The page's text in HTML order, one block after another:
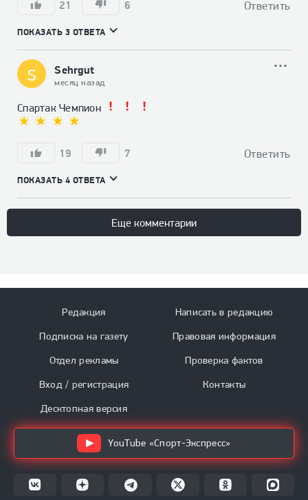
21 6 Ответить
ПОКАЗАТЬ 3 ОТВЕТА
S Sehrgut
месяц назад
Спартак Чемпион
19 7 Ответить
ПОКАЗАТЬ 4 ОТВЕТА
Еще комментарии
Редакция
Подписка на газету
Отдел рекламы
Вход / регистрация
Десктопная версия
Написать в редакцию
Правовая информация
Проверка фактов
Контакты
YouTube «Спорт-Экспресс»